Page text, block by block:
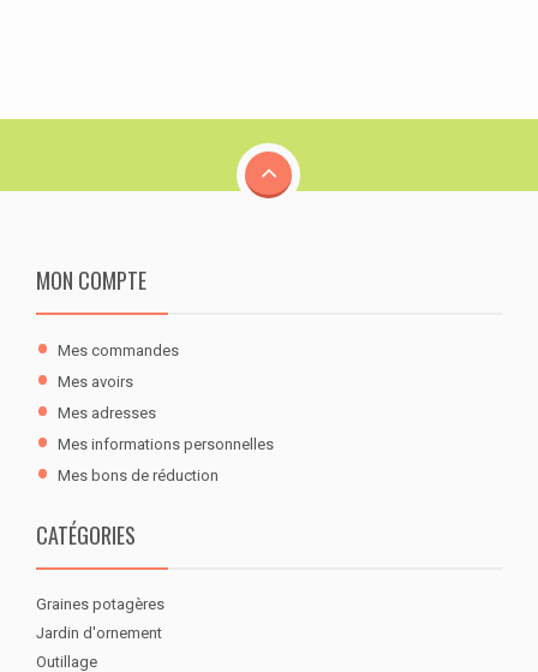
MON COMPTE
Mes commandes
Mes avoirs
Mes adresses
Mes informations personnelles
Mes bons de réduction
CATÉGORIES
Graines potagères
Jardin d'ornement
Outillage